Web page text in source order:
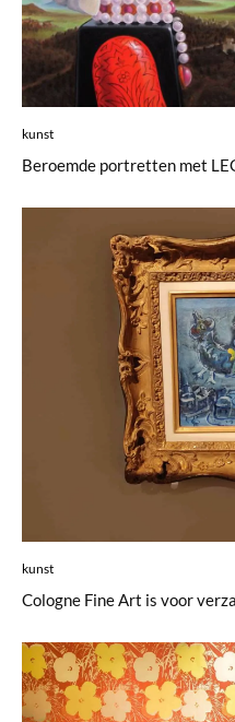
kunst
Beroemde portretten met
kunst
Cologne Fine Art is voor